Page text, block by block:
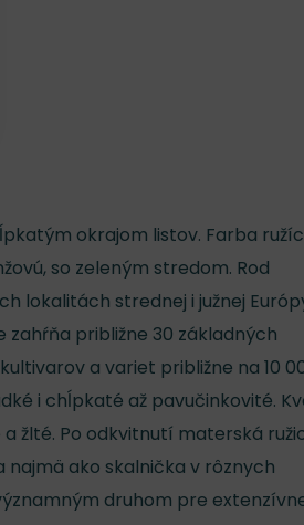
okrajom listov. Farba
so zeleným stredom. Rod
lokalitách strednej i južnej
zahŕňa približne 30 základných
a variet približne na 10
i chĺpkaté až pavučinkovité.
žlté. Po odkvitnutí materská
najmä ako skalnička v rôznych
druhom pre